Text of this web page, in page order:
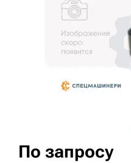
По запросу
3D тур по производству
3D тур по складам
sksale@skdst.ru